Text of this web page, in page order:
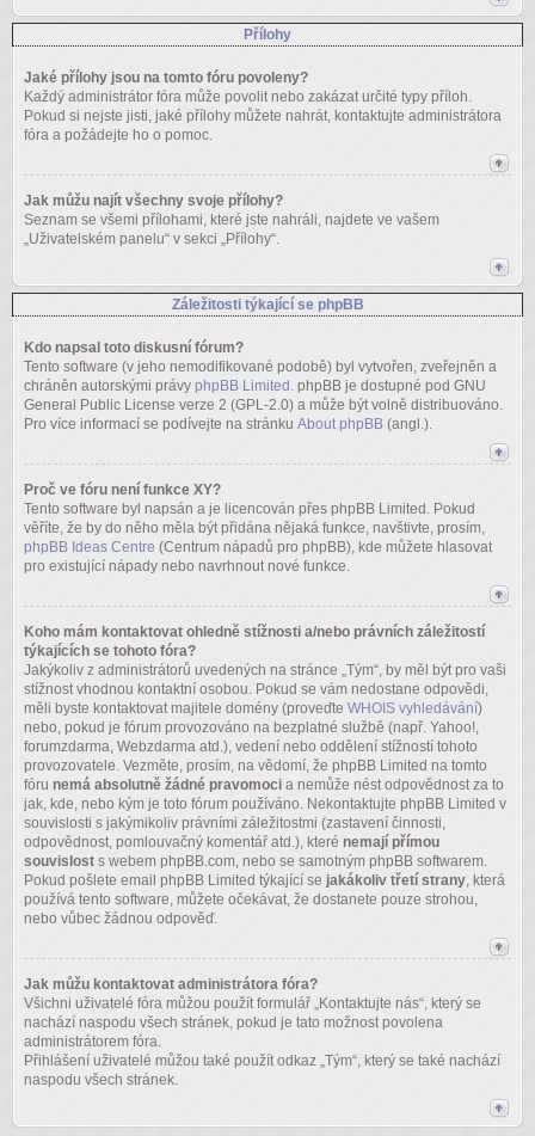
Přílohy
Jaké přílohy jsou na tomto fóru povoleny?
Každý administrátor fóra může povolit nebo zakázat určité typy příloh.
Pokud si nejste jisti, jaké přílohy můžete nahrát, kontaktujte administrátora
fóra a požádejte ho o pomoc.
Jak můžu najít všechny svoje přílohy?
Seznam se všemi přílohami, které jste nahráli, najdete ve vašem
„Uživatelském panelu“ v sekci „Přílohy“.
Záležitosti týkající se phpBB
Kdo napsal toto diskusní fórum?
Tento software (v jeho nemodifikované podobě) byl vytvořen, zveřejněn a
chráněn autorskými právy phpBB Limited . phpBB je dostupné pod GNU
General Public License verze 2 (GPL-2.0) a může být volně distribuováno.
Pro více informací se podívejte na stránku About phpBB (angl.).
Proč ve fóru není funkce XY?
Tento software byl napsán a je licencován přes phpBB Limited. Pokud
věříte, že by do něho měla být přidána nějaká funkce, navštivte, prosím,
phpBB Ideas Centre (Centrum nápadů pro phpBB), kde můžete hlasovat
pro existující nápady nebo navrhnout nové funkce.
Koho mám kontaktovat ohledně stížnosti a/nebo právních záležitostí
týkajících se tohoto fóra?
Jakýkoliv z administrátorů uvedených na stránce „Tým“, by měl být pro vaši
stížnost vhodnou kontaktní osobou. Pokud se vám nedostane odpovědi,
měli byste kontaktovat majitele domény (proveďte WHOIS vyhledávání)
nebo, pokud je fórum provozováno na bezplatné službě (např. Yahoo!,
forumzdarma, Webzdarma atd.), vedení nebo oddělení stížností tohoto
provozovatele. Vezměte, prosím, na vědomí, že phpBB Limited na tomto
fóru nemá absolutně žádné pravomoci a nemůže nést odpovědnost za to
jak, kde, nebo kým je toto fórum používáno. Nekontaktujte phpBB Limited v
souvislosti s jakýmikoliv právními záležitostmi (zastavení činnosti,
odpovědnost, pomlouvačný komentář atd.), které nemají přímou
souvislost s webem phpBB.com, nebo se samotným phpBB softwarem.
Pokud pošlete email phpBB Limited týkající se jakákoliv třetí strany, která
používá tento software, můžete očekávat, že dostanete pouze strohou,
nebo vůbec žádnou odpověď.
Jak můžu kontaktovat administrátora fóra?
Všichni uživatelé fóra můžou použít formulář „Kontaktujte nás“, který se
nachází naspodu všech stránek, pokud je tato možnost povolena
administrátorem fóra.
Přihlášení uživatelé můžou také použít odkaz „Tým“, který se také nachází
naspodu všech stránek.